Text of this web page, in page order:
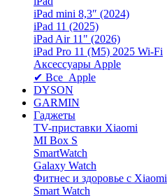
iPad mini 8,3″ (2024)
iPad 11 (2025)
iPad Air 11" (2026)
iPad Pro 11 (M5) 2025 Wi-Fi
Аксессуары Apple
✔ Все Apple
DYSON
GARMIN
Гаджеты
TV-приставки Xiaomi
MI Box S
SmartWatch
Galaxy Watch
Фитнес и здоровье с Xiaomi
Smart Watch